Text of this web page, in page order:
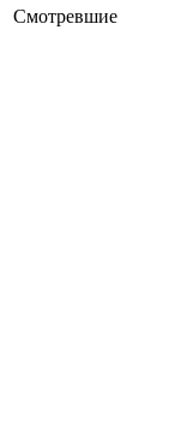
Смотревшие